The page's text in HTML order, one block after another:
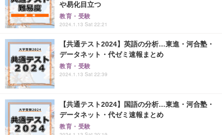
や易化目立つ
教育・受験
2024.1.13 Sat 22:21
【共通テスト2024】英語の分析…東進・河合塾・
データネット・代ゼミ速報まとめ
教育・受験
2024.1.13 Sat 22:39
【共通テスト2024】国語の分析…東進・河合塾・
データネット・代ゼミ速報まとめ
教育・受験